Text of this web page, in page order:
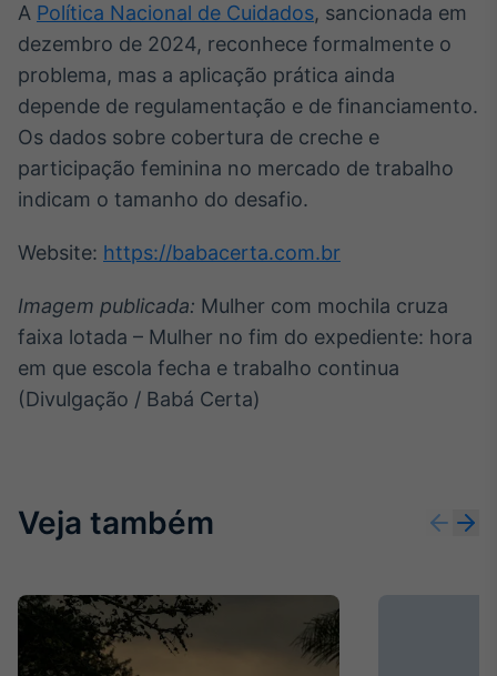
A Política Nacional de Cuidados, sancionada em
dezembro de 2024, reconhece formalmente o
problema, mas a aplicação prática ainda
depende de regulamentação e de financiamento.
Os dados sobre cobertura de creche e
participação feminina no mercado de trabalho
indicam o tamanho do desafio.
Website: https://babacerta.com.br
Imagem publicada: Mulher com mochila cruza
faixa lotada – Mulher no fim do expediente: hora
em que escola fecha e trabalho continua
(Divulgação / Babá Certa)
Veja também